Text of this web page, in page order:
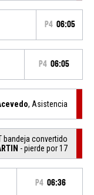
P4 06:05
P4 06:05
, Asistencia
bandeja convertido
- pierde por 17
P4 06:36